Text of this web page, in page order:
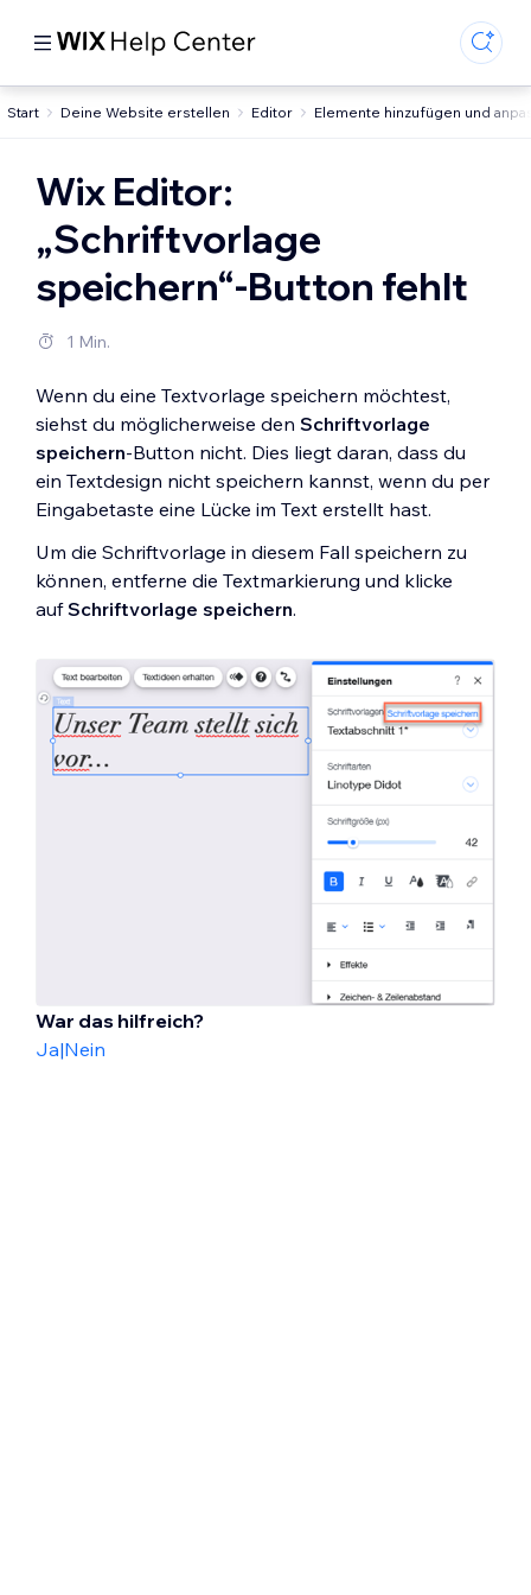
Start Deine Website erstellen Editor Elemente hinzufügen und
Wix Editor:
„Schriftvorlage
speichern“-Button fehlt
1 Min.
Wenn du eine Textvorlage speichern möchtest,
siehst du möglicherweise den Schriftvorlage
speichern-Button nicht. Dies liegt daran, dass du
ein Textdesign nicht speichern kannst, wenn du per
Eingabetaste eine Lücke im Text erstellt hast.
Um die Schriftvorlage in diesem Fall speichern zu
können, entferne die Textmarkierung und klicke
aufSchriftvorlage speichern.
War das hilfreich?
Ja|Nein